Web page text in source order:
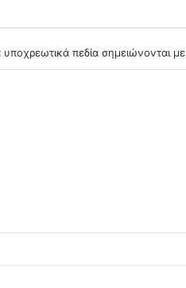
υποχρεωτικά πεδία σημειώνονται με